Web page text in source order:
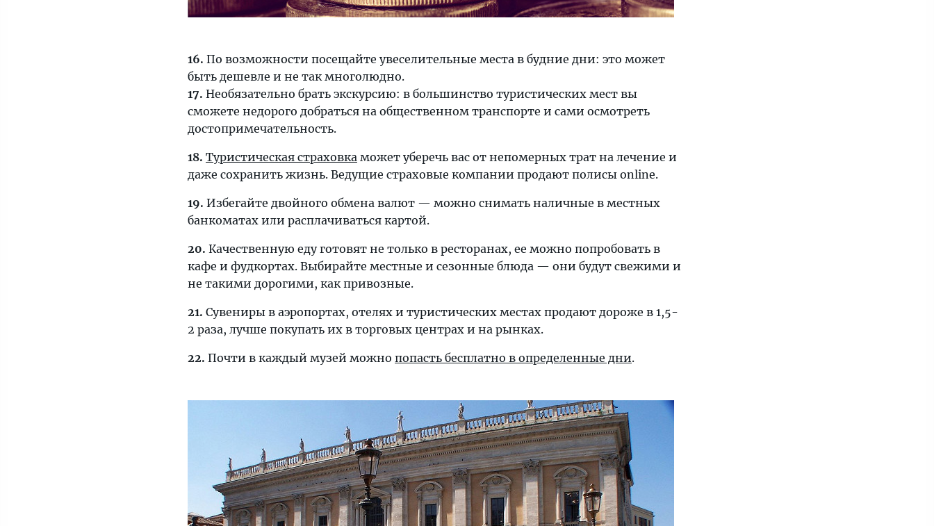
16. По возможности посещайте увеселительные места в будние дни: это может
быть дешевле и не так многолюдно.
17. Необязательно брать экскурсию: в большинство туристических мест вы
сможете недорого добраться на общественном транспорте и сами осмотреть
достопримечательность.
18. Туристическая страховка может уберечь вас от непомерных трат на лечение и
даже сохранить жизнь. Ведущие страховые компании продают полисы online.
19. Избегайте двойного обмена валют — можно снимать наличные в местных
банкоматах или расплачиваться картой.
20. Качественную еду готовят не только в ресторанах, ее можно попробовать в
кафе и фудкортах. Выбирайте местные и сезонные блюда — они будут свежими и
не такими дорогими, как привозные.
21. Сувениры в аэропортах, отелях и туристических местах продают дороже в 1,5-
2 раза, лучше покупать их в торговых центрах и на рынках.
22. Почти в каждый музей можно попасть бесплатно в определенные дни.